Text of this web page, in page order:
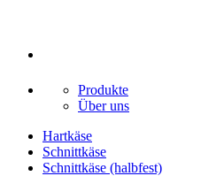
Produkte
Über uns
Hartkäse
Schnittkäse
Schnittkäse (halbfest)